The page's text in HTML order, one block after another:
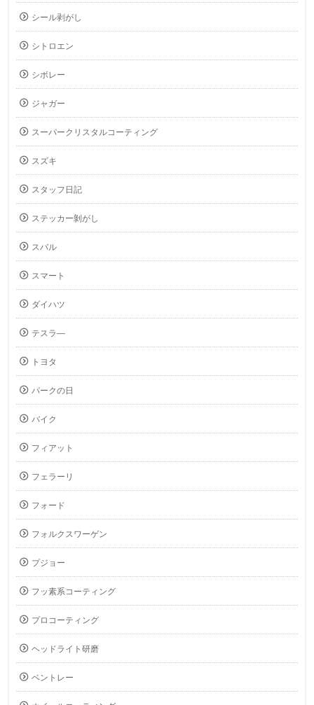
シール剥がし
シトロエン
シボレー
ジャガー
スーパークリスタルコーティング
スズキ
スタッフ日記
ステッカー剝がし
スバル
スマート
ダイハツ
テスラ―
トヨタ
パークの日
バイク
フィアット
フェラーリ
フォード
フォルクスワーゲン
プジョー
フッ素系コーティング
プロコーティング
ヘッドライト研磨
ベントレー